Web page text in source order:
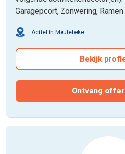
Garagepoort, Zonwering, Ramen
Actief in Meulebeke
Bekijk
Ontvang